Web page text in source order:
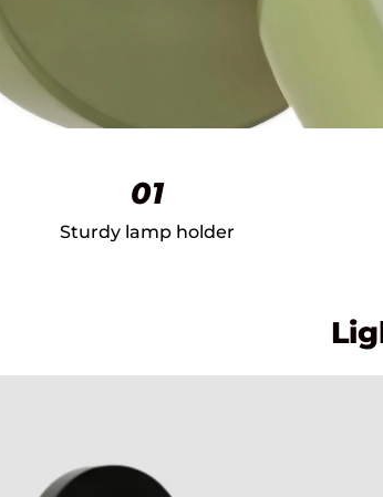
01
Sturdy lamp holder